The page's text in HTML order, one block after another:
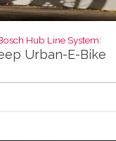
Hub Line System:
Urban-E-Bike